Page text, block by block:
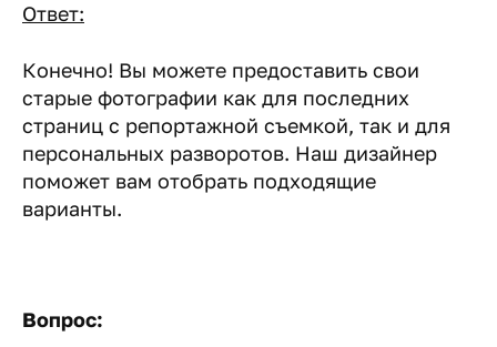
Ответ:
Конечно! Вы можете предоставить свои
старые фотографии как для последних
страниц с репортажной съемкой, так и для
персональных разворотов. Наш дизайнер
поможет вам отобрать подходящие
варианты.
Вопрос: